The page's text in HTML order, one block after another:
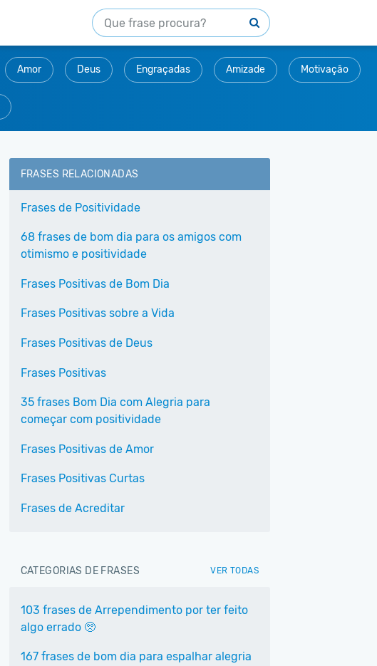
Amor Deus Engraçadas Amizade Motivação
FRASES RELACIONADAS
Frases de Positividade
68 frases de bom dia para os amigos com
otimismo e positividade
Frases Positivas de Bom Dia
Frases Positivas sobre a Vida
Frases Positivas de Deus
Frases Positivas
35 frases Bom Dia com Alegria para
começar com positividade
Frases Positivas de Amor
Frases Positivas Curtas
Frases de Acreditar
CATEGORIAS DE FRASES VER TODAS
103 frases de Arrependimento por ter feito
algo errado 🥺
167 frases de bom dia para espalhar alegria